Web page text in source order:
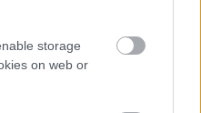
storage
on web or
ÉS ELFELEDETT
– A GONOSZ